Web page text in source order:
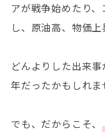
アが戦争始めたり
し、原油高、物価
どんよりした出来
年だったかもしれま
でも、だからこそ、